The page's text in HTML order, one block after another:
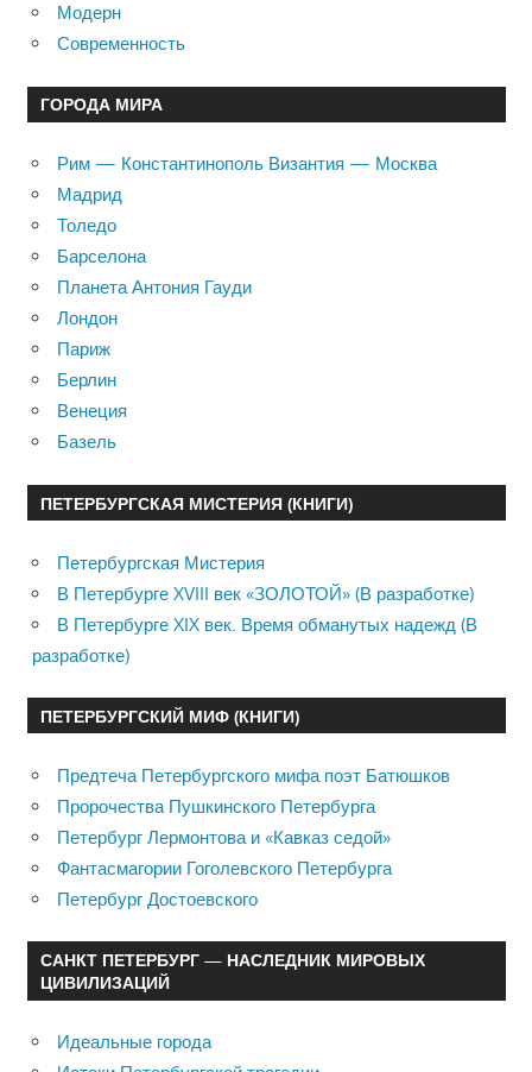
Модерн
Современность
ГОРОДА МИРА
Рим — Константинополь Византия — Москва
Мадрид
Толедо
Барселона
Планета Антония Гауди
Лондон
Париж
Берлин
Венеция
Базель
ПЕТЕРБУРГСКАЯ МИСТЕРИЯ (КНИГИ)
Петербургская Мистерия
В Петербурге XVIII век «ЗОЛОТОЙ» (В разработке)
В Петербурге XIX век. Время обманутых надежд (В
разработке)
ПЕТЕРБУРГСКИЙ МИФ (КНИГИ)
Предтеча Петербургского мифа поэт Батюшков
Пророчества Пушкинского Петербурга
Петербург Лермонтова и «Кавказ седой»
Фантасмагории Гоголевского Петербурга
Петербург Достоевского
САНКТ ПЕТЕРБУРГ — НАСЛЕДНИК МИРОВЫХ
ЦИВИЛИЗАЦИЙ
Идеальные города